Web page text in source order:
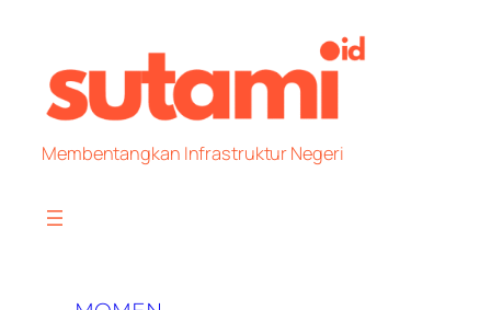
content
Membentangkan Infrastruktur Negeri